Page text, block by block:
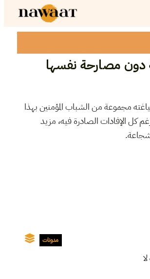
دون مصارحة نفسها
مجموعة من الشباب المؤمنين بهذا
كل الإفادات الصادرة فيه، مزيد
شجاعة.
مدونات